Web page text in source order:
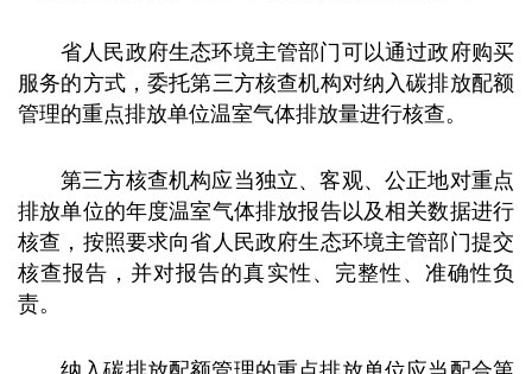
省人民政府生态环境主管部门可以通过政府购买
服务的方式，委托第三方核查机构对纳入碳排放配额
管理的重点排放单位温室气体排放量进行核查。
第三方核查机构应当独立、客观、公正地对重点
排放单位的年度温室气体排放报告以及相关数据进行
核查，按照要求向省人民政府生态环境主管部门提交
核查报告，并对报告的真实性、完整性、准确性负
责。